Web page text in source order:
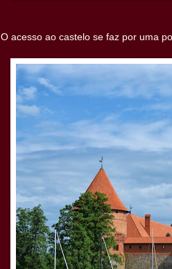
O acesso ao castelo se faz por uma